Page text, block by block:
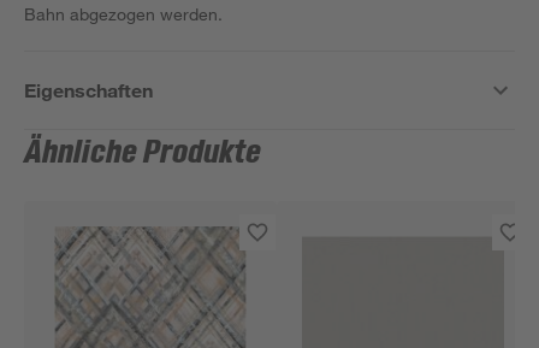
Bahn abgezogen werden.
Eigenschaften
Ähnliche Produkte